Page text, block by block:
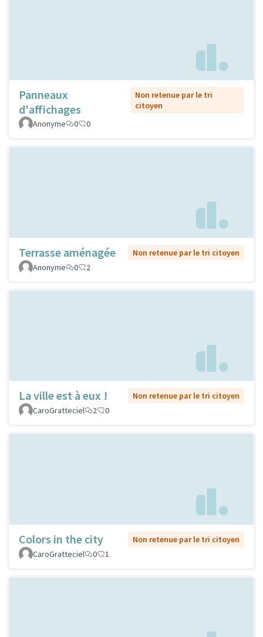
Panneaux
d'affichages
Non retenue par le tri
citoyen
Anonyme
0 0
Terrasse aménagée
Non retenue par le tri citoyen
Anonyme
0 2
La ville est à eux !
Non retenue par le tri citoyen
CaroGratteciel
2 0
Colors in the city
Non retenue par le tri citoyen
CaroGratteciel
0 1